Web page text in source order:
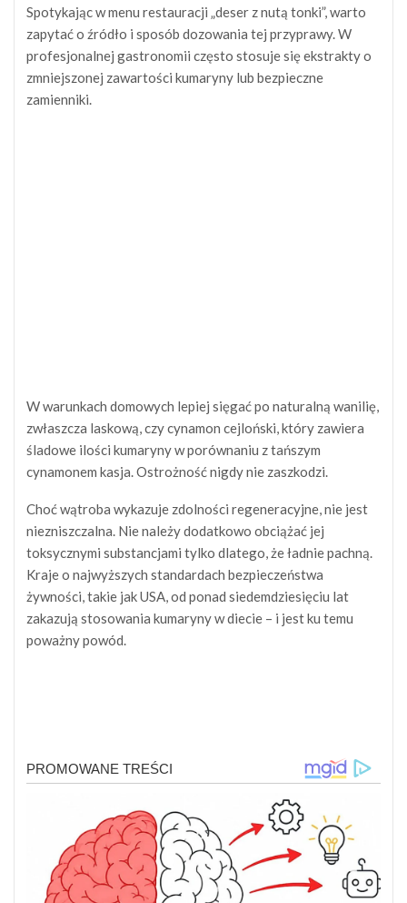
Spotykając w menu restauracji „deser z nutą tonki”, warto
zapytać o źródło i sposób dozowania tej przyprawy. W
profesjonalnej gastronomii często stosuje się ekstrakty o
zmniejszonej zawartości kumaryny lub bezpieczne
zamienniki.
W warunkach domowych lepiej sięgać po naturalną wanilię,
zwłaszcza laskową, czy cynamon cejloński, który zawiera
śladowe ilości kumaryny w porównaniu z tańszym
cynamonem kasja. Ostrożność nigdy nie zaszkodzi.
Choć wątroba wykazuje zdolności regeneracyjne, nie jest
niezniszczalna. Nie należy dodatkowo obciążać jej
toksycznymi substancjami tylko dlatego, że ładnie pachną.
Kraje o najwyższych standardach bezpieczeństwa
żywności, takie jak USA, od ponad siedemdziesięciu lat
zakazują stosowania kumaryny w diecie – i jest ku temu
poważny powód.